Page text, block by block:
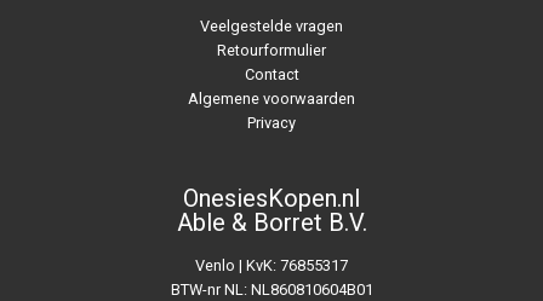
Veelgestelde vragen
Retourformulier
Contact
Algemene voorwaarden
Privacy
OnesiesKopen.nl
Able & Borret B.V.
Venlo | KvK: 76855317
BTW-nr NL: NL860810604B01